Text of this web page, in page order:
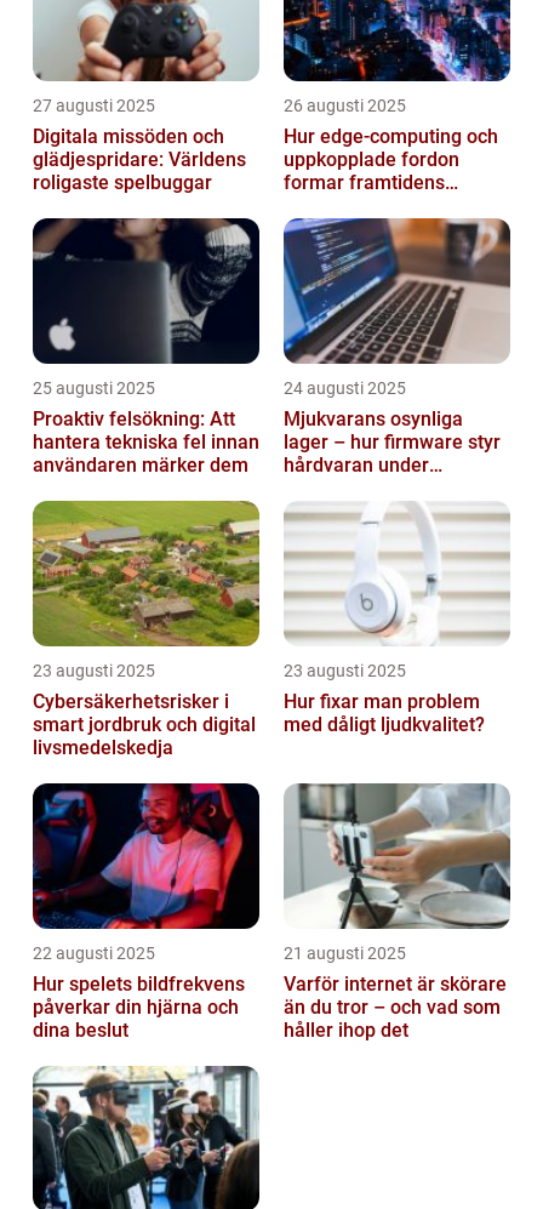
27 augusti 2025
Digitala missöden och
glädjespridare: Världens
roligaste spelbuggar
26 augusti 2025
Hur edge‑computing och
uppkopplade fordon
formar framtidens
25 augusti 2025
Proaktiv felsökning: Att
hantera tekniska fel innan
användaren märker dem
24 augusti 2025
Mjukvarans osynliga
lager – hur firmware styr
hårdvaran under
23 augusti 2025
Cybersäkerhetsrisker i
smart jordbruk och digital
livsmedelskedja
23 augusti 2025
Hur fixar man problem
med dåligt ljudkvalitet?
22 augusti 2025
Hur spelets bildfrekvens
påverkar din hjärna och
dina beslut
21 augusti 2025
Varför internet är skörare
än du tror – och vad som
håller ihop det